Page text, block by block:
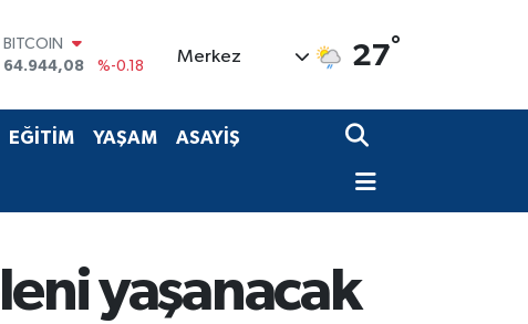
DOLAR
47,7436
%0.18
55,2510
%0.32
STERLİN
Merkez 27°
EĞİTİM YAŞAM ASAYİŞ
yaşanacak